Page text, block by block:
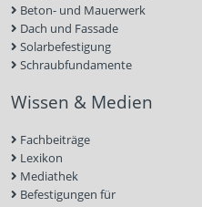
Beton- und Mauerwerk
Dach und Fassade
Solarbefestigung
Schraubfundamente
Wissen & Medien
Fachbeiträge
Lexikon
Mediathek
Befestigungen für